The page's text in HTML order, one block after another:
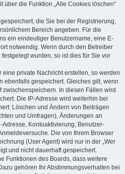
über die Funktion „Alle Cookies löschen“
die Sie bei der Registrierung,
Bereich angeben. Für die
ein eindeutiger Benutzername, eine E-
notwendig. Wenn durch den Betreiber
wurden, so ist dies für Sie vor
eine private Nachricht erstellen, so werden
ebenfalls gespeichert. Gleiches gilt, wenn
zwischenspeichern. In diesen Fällen wird
Die IP-Adresse wird weiterhin bei
Löschen und Ändern von Beiträgen
und Umfragen), Änderungen an
Kontoaktivierung, Benutzer-
Die von Ihrem Browser
(User Agent) wird nur in der „Wer
und nicht dauerhaft gespeichert.
Funktionen des Boards, dass weitere
gehören Ihr Abstimmungsverhalten bei